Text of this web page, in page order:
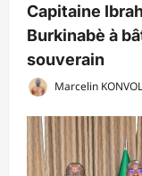
Capitaine
Burkinabè à
souverain
Marcelin